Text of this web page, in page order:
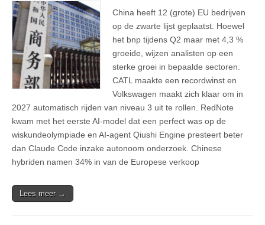
China heeft 12 (grote) EU bedrijven
op de zwarte lijst geplaatst. Hoewel
het bnp tijdens Q2 maar met 4,3 %
groeide, wijzen analisten op een
sterke groei in bepaalde sectoren.
CATL maakte een recordwinst en
Volkswagen maakt zich klaar om in
2027 automatisch rijden van niveau 3 uit te rollen. RedNote
kwam met het eerste AI-model dat een perfect was op de
wiskundeolympiade en AI-agent Qiushi Engine presteert beter
dan Claude Code inzake autonoom onderzoek. Chinese
hybriden namen 34% in van de Europese verkoop
Lees meer →